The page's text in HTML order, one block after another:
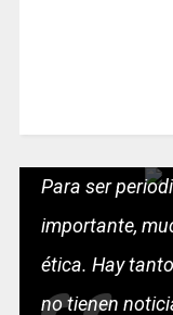
Para ser
importante,
ética. Hay
no tienen